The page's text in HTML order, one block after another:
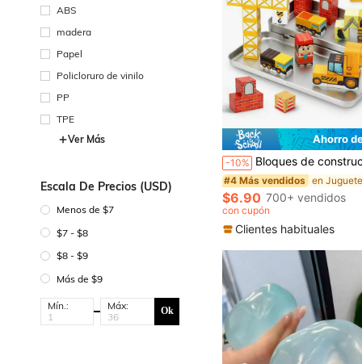
ABS
madera
Papel
Policloruro de vinilo
PP
TPE
Ver Más
Escala De Precios (USD)
Menos de $7
$7 - $8
$8 - $9
Más de $9
Mín.: Máx: Ok
Ahorro
-10% Bloques de construcción magnéticos, azulejos magnéticos sensoriales, juego sensorial creativo, juguete de desarrollo de inteligencia, regalo de rompecabezas perfecto para
#4 Más vendidos
$6.90 700+ vendidos
con cupón
Clientes habituales